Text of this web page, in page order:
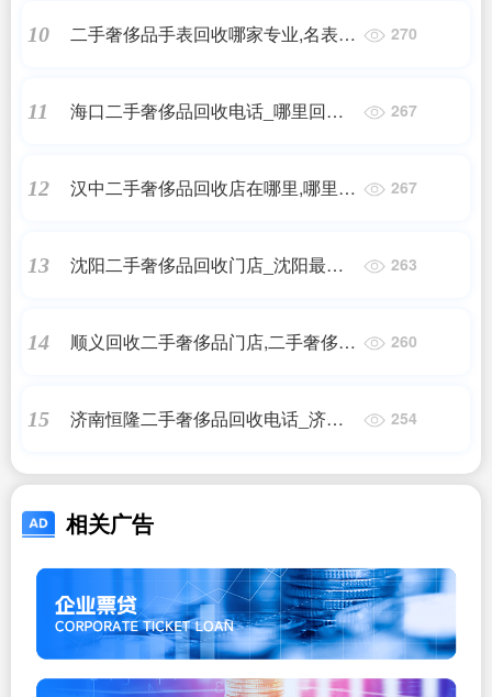
10
二手奢侈品手表回收哪家专业,名表回
270
11
海口二手奢侈品回收电话_哪里回收
267
12
汉中二手奢侈品回收店在哪里,哪里回
267
13
沈阳二手奢侈品回收门店_沈阳最
263
14
顺义回收二手奢侈品门店,二手奢侈品
260
15
济南恒隆二手奢侈品回收电话_济南
254
相关广告